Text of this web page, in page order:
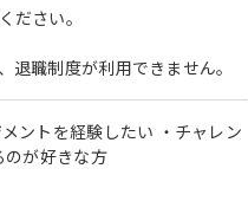
ださい。
職制度が利用できません。
ントを経験したい ・チャレン
のが好きな方